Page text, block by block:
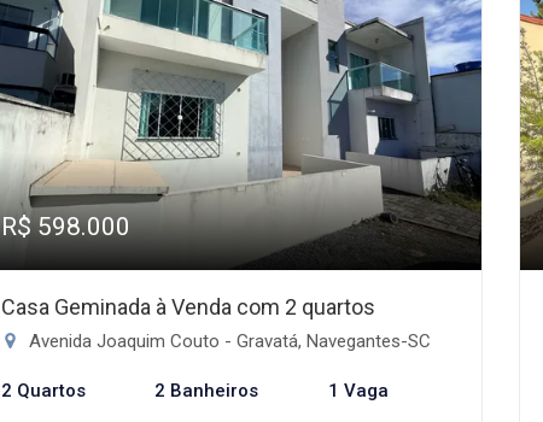
R$ 598.000
Casa Geminada à Venda com 2 quartos
Avenida Joaquim Couto - Gravatá, Navegantes-SC
2 Quartos 2 Banheiros 1 Vaga